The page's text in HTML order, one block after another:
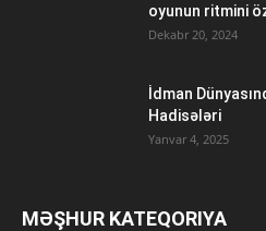
oyunun ritmini
Dekabr 20, 2024
İdman
Hadisələri
Yanvar 4, 2025
MƏŞHUR KATEQORIYA